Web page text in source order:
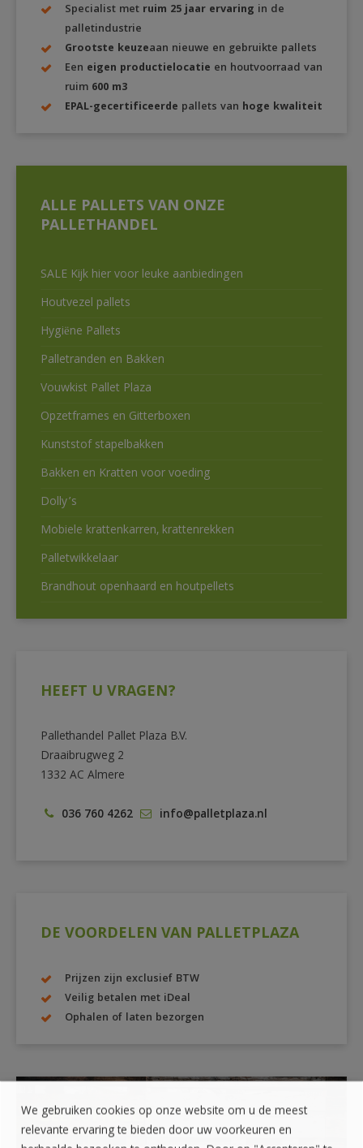
Specialist met ruim 25 jaar ervaring in de
palletindustrie
Grootste keuzeaan nieuwe en gebruikte pallets
Een eigen productielocatie en houtvoorraad van
ruim 600 m3
EPAL-gecertificeerde pallets van hoge kwaliteit
ALLE PALLETS VAN ONZE
PALLETHANDEL
SALE Kijk hier voor leuke aanbiedingen
Houtvezel pallets
Hygiëne Pallets
Palletranden en Bakken
Vouwkist Pallet Plaza
Opzetframes en Gitterboxen
Kunststof stapelbakken
Bakken en Kratten voor voeding
Dolly’s
Mobiele krattenkarren, krattenrekken
Palletwikkelaar
Brandhout openhaard en houtpellets
HEEFT U VRAGEN?
Pallethandel Pallet Plaza B.V.
Draaibrugweg 2
1332 AC Almere
036 760 4262 info@palletplaza.nl
DE VOORDELEN VAN PALLETPLAZA
Prijzen zijn exclusief BTW
Veilig betalen met iDeal
Ophalen of laten bezorgen
ZELF OPHALEN?
We gebruiken cookies op onze website om u de meest
relevante ervaring te bieden door uw voorkeuren en